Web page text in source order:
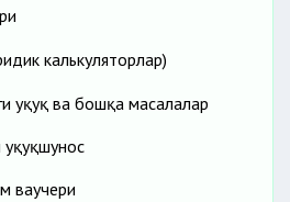
калькуляторлар)
ҳуқуқ ва бошқа масалалар
ваучери